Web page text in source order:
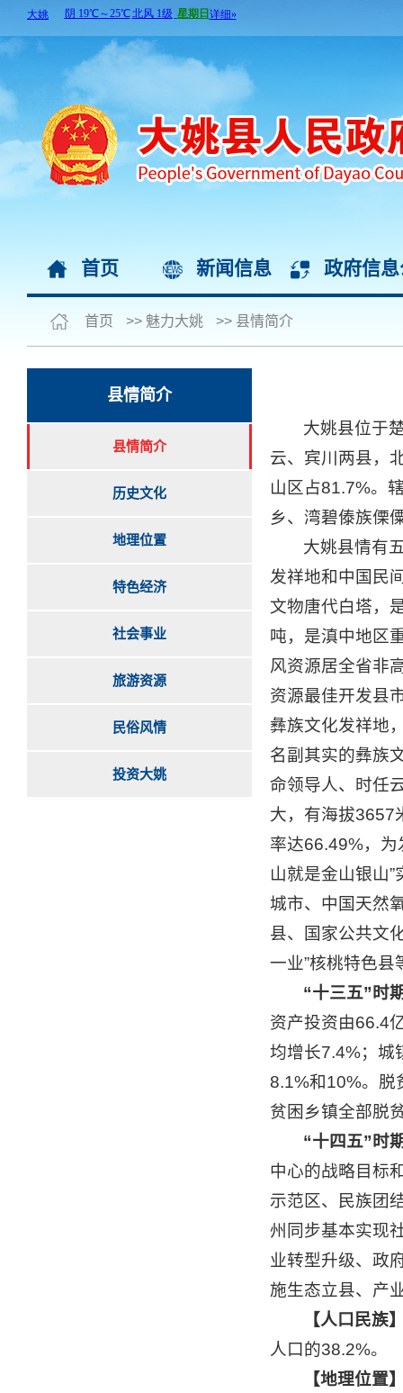
首页 新闻信息 政府信
首页 >> 魅力大姚 >> 县情简介
县情简介
县情简介
历史文化
地理位置
特色经济
社会事业
旅游资源
民俗风情
投资大姚
大姚县位于
云、宾川两县，
山区占81.7%。
乡、湾碧傣族傈
大姚县情有
发祥地和中国民
文物唐代白塔，
吨，是滇中地区
风资源居全省非
资源最佳开发县
彝族文化发祥地
名副其实的彝族
命领导人、时任
大，有海拔3657
率达66.49%，为
山就是金山银山
城市、中国天然
县、国家公共文
一业”核桃特色县
“十三五”时
资产投资由66.4
均增长7.4%；城
8.1%和10%。脱
贫困乡镇全部脱
“十四五”时
中心的战略目标
示范区、民族团
州同步基本实现
业转型升级、政
施生态立县、产
【人口民族
人口的38.2%。
【地理位置